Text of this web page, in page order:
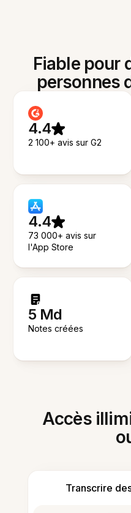
Fiable pour
personnes
4.4
2 100+ avis sur G2
4.4
73 000+ avis sur
l'App Store
5 Md
Notes créées
Accès
Transcrire